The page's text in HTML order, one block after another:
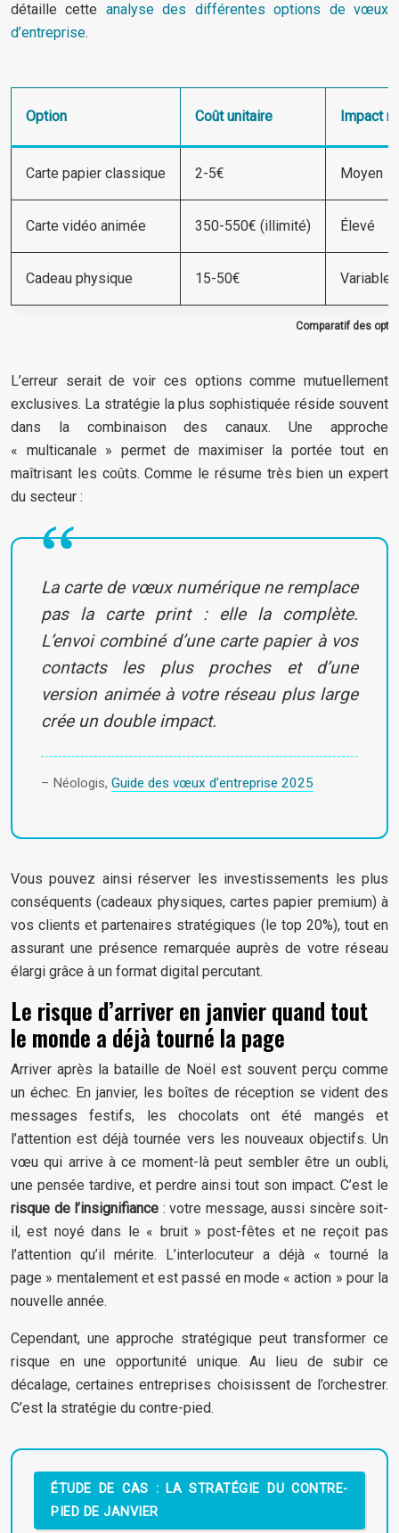
détaille cette analyse des différentes options de vœux
d’entreprise.
Comparatif des
Option Coût unitaire Impact
Carte papier classique 2-5€ Moyen
Carte vidéo animée 350-550€ (illimité) Élevé
Cadeau physique 15-50€ Variable
L’erreur serait de voir ces options comme mutuellement
exclusives. La stratégie la plus sophistiquée réside souvent
dans la combinaison des canaux. Une approche
« multicanale » permet de maximiser la portée tout en
maîtrisant les coûts. Comme le résume très bien un expert
du secteur :
La carte de vœux numérique ne remplace
pas la carte print : elle la complète.
L’envoi combiné d’une carte papier à vos
contacts les plus proches et d’une
version animée à votre réseau plus large
crée un double impact.
– Néologis, Guide des vœux d’entreprise 2025
Vous pouvez ainsi réserver les investissements les plus
conséquents (cadeaux physiques, cartes papier premium) à
vos clients et partenaires stratégiques (le top 20%), tout en
assurant une présence remarquée auprès de votre réseau
élargi grâce à un format digital percutant.
Le risque d’arriver en janvier quand tout
le monde a déjà tourné la page
Arriver après la bataille de Noël est souvent perçu comme
un échec. En janvier, les boîtes de réception se vident des
messages festifs, les chocolats ont été mangés et
l’attention est déjà tournée vers les nouveaux objectifs. Un
vœu qui arrive à ce moment-là peut sembler être un oubli,
une pensée tardive, et perdre ainsi tout son impact. C’est le
risque de l’insignifiance : votre message, aussi sincère soit-
il, est noyé dans le « bruit » post-fêtes et ne reçoit pas
l’attention qu’il mérite. L’interlocuteur a déjà « tourné la
page » mentalement et est passé en mode « action » pour la
nouvelle année.
Cependant, une approche stratégique peut transformer ce
risque en une opportunité unique. Au lieu de subir ce
décalage, certaines entreprises choisissent de l’orchestrer.
C’est la stratégie du contre-pied.
ÉTUDE DE CAS : LA STRATÉGIE DU CONTRE-
PIED DE JANVIER